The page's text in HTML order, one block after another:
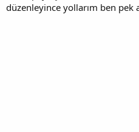
düzenleyince yollarım ben pek